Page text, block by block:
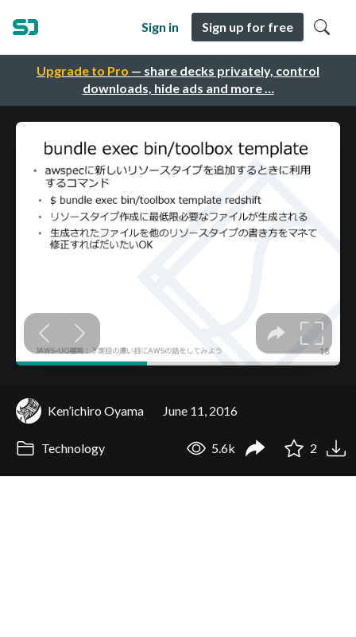
Upgrade to Pro — share decks privately, control
downloads, hide ads and more …
Sign in Sign up for free
Ken’ichiro Oyama June 11, 2016
Technology 5.6k 2